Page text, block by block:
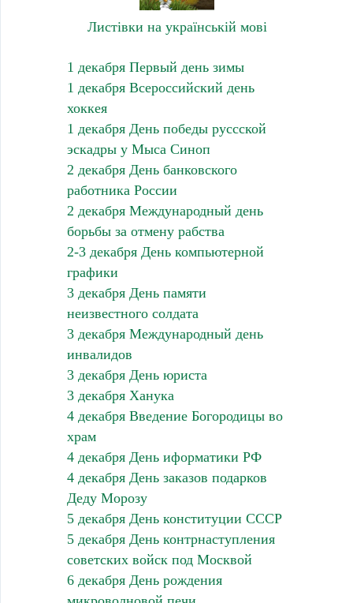
Листівки на українській мові
1 декабря Первый день зимы
1 декабря Всероссийский день
хоккея
1 декабря День победы руссской
эскадры у Мыса Синоп
2 декабря День банковского
работника России
2 декабря Международный день
борьбы за отмену рабства
2-3 декабря День компьютерной
графики
3 декабря День памяти
неизвестного солдата
3 декабря Международный день
инвалидов
3 декабря День юриста
3 декабря Ханука
4 декабря Введение Богородицы во
храм
4 декабря День иформатики РФ
4 декабря День заказов подарков
Деду Морозу
5 декабря День конституции СССР
5 декабря День контрнаступления
советских войск под Москвой
6 декабря День рождения